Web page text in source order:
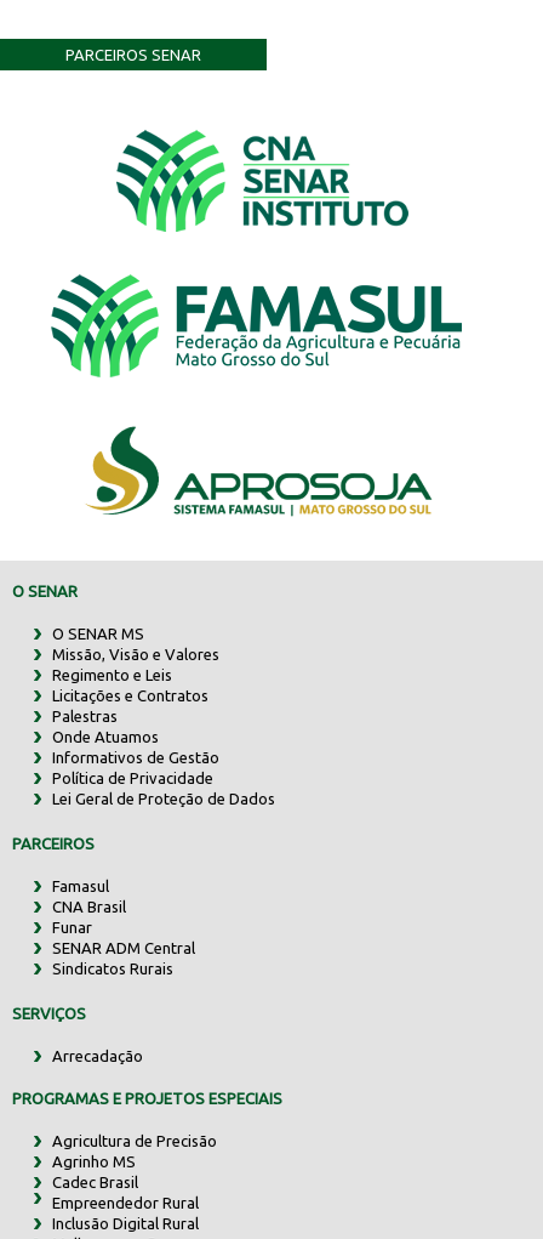
PARCEIROS SENAR
O SENAR
O SENAR MS
Missão, Visão e Valores
Regimento e Leis
Licitações e Contratos
Palestras
Onde Atuamos
Informativos de Gestão
Política de Privacidade
Lei Geral de Proteção de Dados
PARCEIROS
Famasul
CNA Brasil
Funar
SENAR ADM Central
Sindicatos Rurais
SERVIÇOS
Arrecadação
PROGRAMAS E PROJETOS ESPECIAIS
Agricultura de Precisão
Agrinho MS
Cadec Brasil
Empreendedor Rural
Inclusão Digital Rural